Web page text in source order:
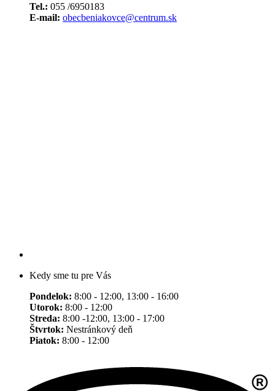
Tel.: 055 /6950183
E-mail: obecbeniakovce@centrum.sk
Kedy sme tu pre Vás
Pondelok: 8:00 - 12:00, 13:00 - 16:00
Utorok: 8:00 - 12:00
Streda: 8:00 -12:00, 13:00 - 17:00
Štvrtok: Nestránkový deň
Piatok: 8:00 - 12:00